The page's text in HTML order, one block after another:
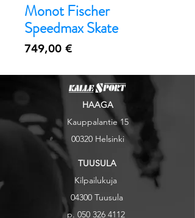
Monot Fischer
Speedmax Skate
749,00 €
HAAGA
Kauppalantie 15
00320 Helsinki
TUUSULA
Kilpailukuja
04300 Tuusula
p. 050 326 4112